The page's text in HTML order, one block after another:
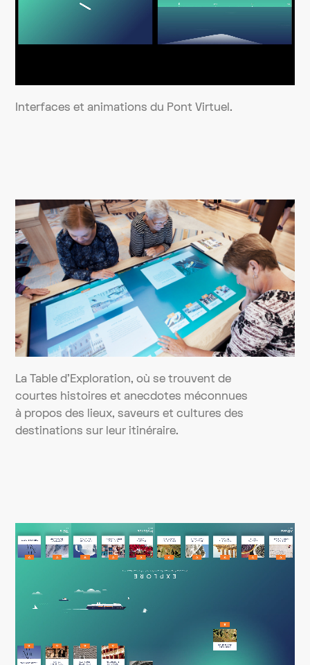
Interfaces et animations du Pont Virtuel.
La Table d'Exploration, où se trouvent de
courtes histoires et anecdotes méconnues
à propos des lieux, saveurs et cultures des
destinations sur leur itinéraire.